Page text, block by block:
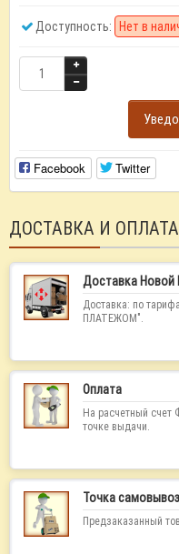
Доступность: Нет в
Facebook Twitter
ДОСТАВКА И ОПЛАТА
Доставка Новой
Доставка: по
ПЛАТЕЖОМ".
Оплата
На расчетный
точке выдачи.
Точка
Предзаказанный